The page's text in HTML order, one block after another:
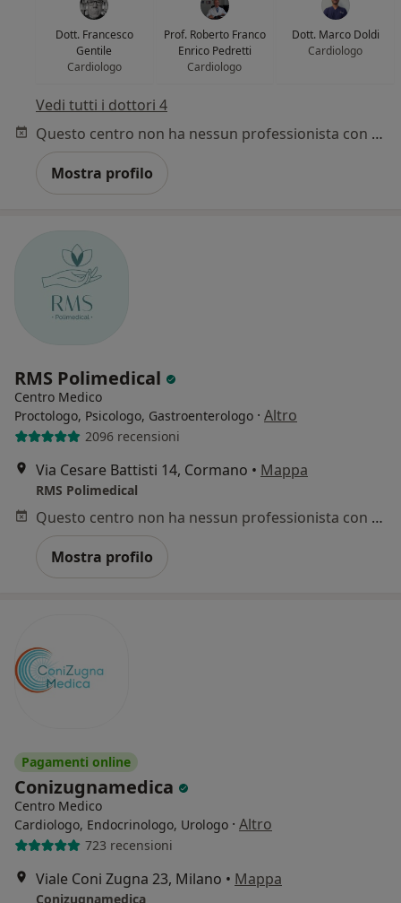
Dott. Francesco
Gentile
Cardiologo
Prof. Roberto Franco
Enrico Pedretti
Cardiologo
Dott. Marco Doldi
Cardiologo
Vedi tutti i dottori 4
Questo centro non ha nessun professionista con date disponibili
Mostra profilo
RMS Polimedical
Centro Medico
Proctologo, Psicologo, Gastroenterologo · Altro
2096 recensioni
Via Cesare Battisti 14, Cormano • Mappa
RMS Polimedical
Questo centro non ha nessun professionista con date disponibili
Mostra profilo
Pagamenti online
Conizugnamedica
Centro Medico
Cardiologo, Endocrinologo, Urologo · Altro
723 recensioni
Viale Coni Zugna 23, Milano • Mappa
Conizugnamedica